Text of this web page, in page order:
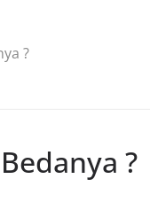
?
?